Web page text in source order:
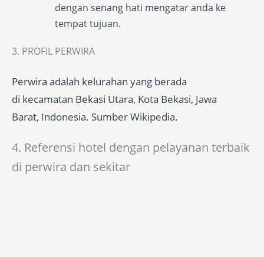
dengan senang hati mengatar anda ke
tempat tujuan.
3. PROFIL PERWIRA
Perwira adalah kelurahan yang berada
di kecamatan Bekasi Utara, Kota Bekasi, Jawa
Barat, Indonesia. Sumber Wikipedia.
4. Referensi hotel dengan pelayanan terbaik
di perwira dan sekitar